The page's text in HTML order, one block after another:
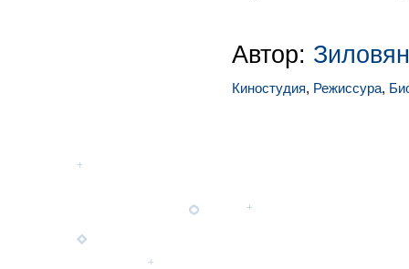
Автор:
Киностудия, Режиссура,